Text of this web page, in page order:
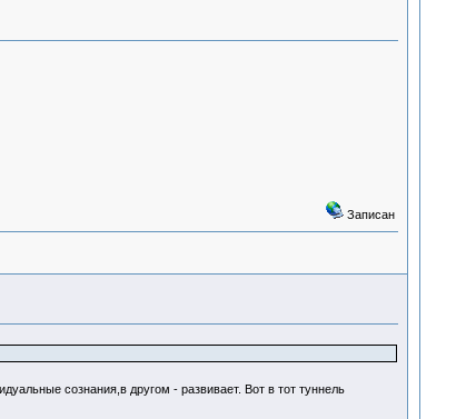
Записан
сознания,в другом - развивает. Вот в тот туннель